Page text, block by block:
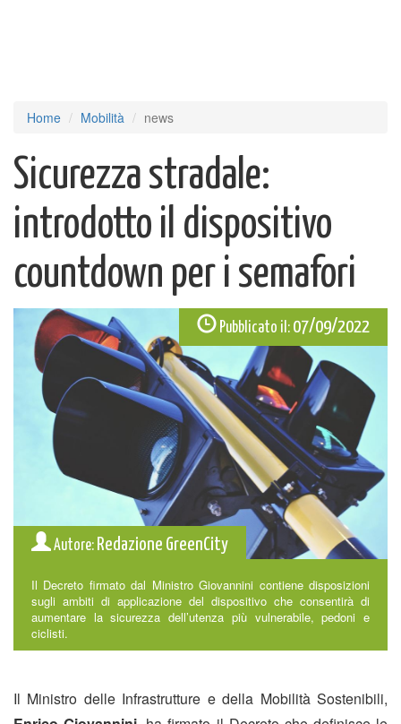
Home Mobilità news
Sicurezza stradale:
introdotto il dispositivo
countdown per i semafori
Pubblicato il: 07/09/2022
Autore: Redazione GreenCity
Il Decreto firmato dal Ministro Giovannini contiene disposizioni
sugli ambiti di applicazione del dispositivo che consentirà di
aumentare la sicurezza dell’utenza più vulnerabile, pedoni e
ciclisti.
Il Ministro delle Infrastrutture e della Mobilità Sostenibili,